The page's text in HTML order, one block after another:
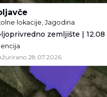
lokacije, Jagodina
zemljište |
28.07.2026.